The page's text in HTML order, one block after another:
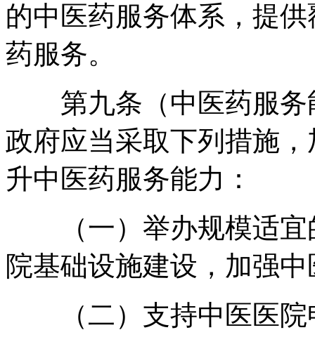
的中医药服务体系 ， 提供
药服务。
第九条（中医药服务
政府应当采取下列措施 ，
升中医药服务能力：
（一）举办规模适宜
院基础设施建设 ， 加强
（二）支持中医医院